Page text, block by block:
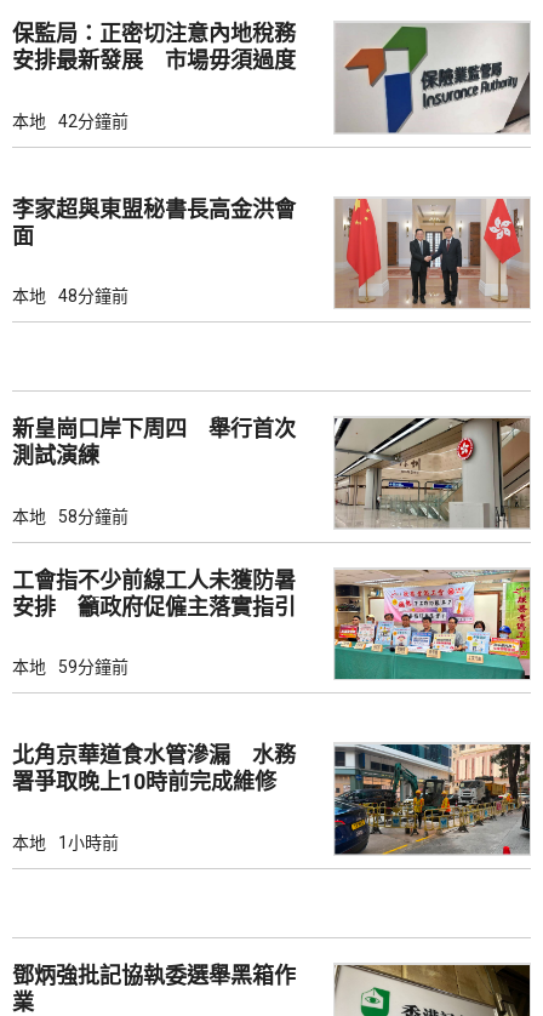
保監局：正密切注意內地稅務
安排最新發展 市場毋須過度
本地 42分鐘前
李家超與東盟秘書長高金洪會
面
本地 48分鐘前
新皇崗口岸下周四 舉行首次
測試演練
本地 58分鐘前
工會指不少前線工人未獲防暑
安排 籲政府促僱主落實指引
本地 59分鐘前
北角京華道食水管滲漏 水務
署爭取晚上10時前完成維修
本地 1小時前
鄧炳強批記協執委選舉黑箱作
業